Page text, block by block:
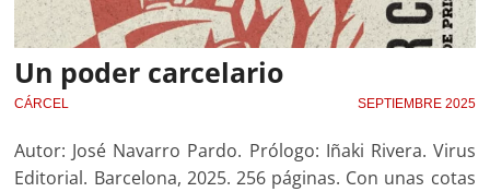
Un poder carcelario
CÁRCEL SEPTIEMBRE 2025
Autor: José Navarro Pardo. Prólogo: Iñaki Rivera. Virus
Editorial. Barcelona, 2025. 256 páginas. Con unas cotas